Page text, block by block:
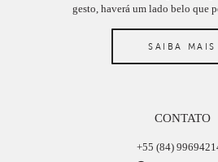
gesto, haverá um lado belo que
SAIBA MAIS
CONTATO
+55 (84)